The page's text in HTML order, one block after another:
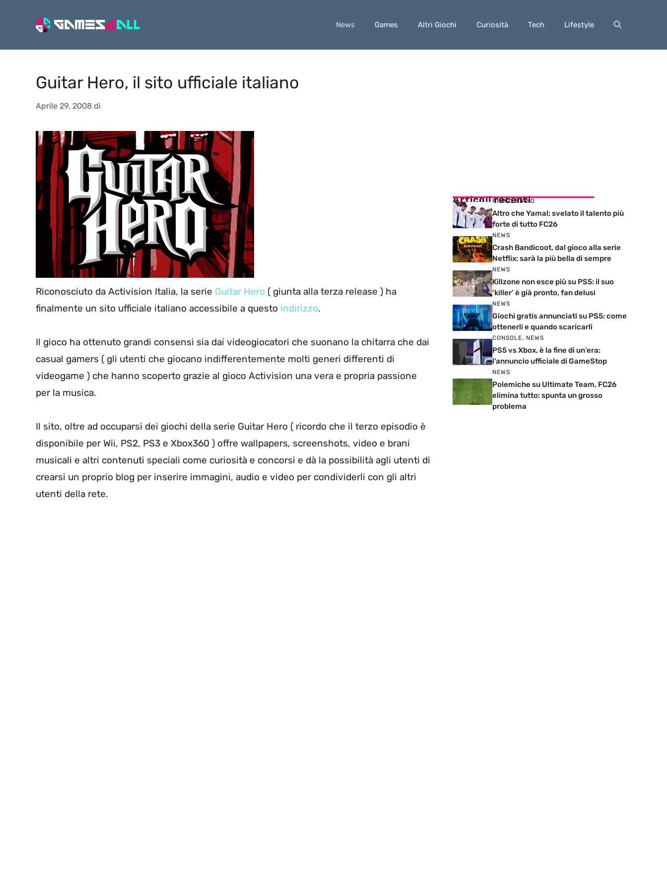
News Games Altri Giochi Curiosità Tech Lifestyle
Guitar Hero, il sito ufficiale italiano
Aprile 29, 2008 di
Riconosciuto da Activision Italia, la serie Guitar Hero ( giunta alla terza release ) ha
finalmente un sito ufficiale italiano accessibile a questo indirizzo.
Il gioco ha ottenuto grandi consensi sia dai videogiocatori che suonano la chitarra che dai
casual gamers ( gli utenti che giocano indifferentemente molti generi differenti di
videogame ) che hanno scoperto grazie al gioco Activision una vera e propria passione
per la musica.
Il sito, oltre ad occuparsi dei giochi della serie Guitar Hero ( ricordo che il terzo episodio è
disponibile per Wii, PS2, PS3 e Xbox360 ) offre wallpapers, screenshots, video e brani
musicali e altri contenuti speciali come curiosità e concorsi e dà la possibilità agli utenti di
crearsi un proprio blog per inserire immagini, audio e video per condividerli con gli altri
utenti della rete.
Articoli recenti
PRIMO PIANO
Altro che Yamal: svelato il talento più
forte di tutto FC26
NEWS
Crash Bandicoot, dal gioco alla serie
Netflix: sarà la più bella di sempre
NEWS
Killzone non esce più su PS5: il suo
‘killer’ è già pronto, fan delusi
NEWS
Giochi gratis annunciati su PS5: come
ottenerli e quando scaricarli
CONSOLE, NEWS
PS5 vs Xbox, è la fine di un’era:
l’annuncio ufficiale di GameStop
NEWS
Polemiche su Ultimate Team, FC26
elimina tutto: spunta un grosso
problema